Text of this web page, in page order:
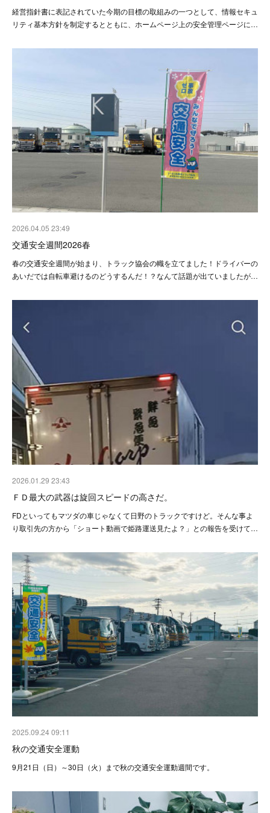
経営指針書に表記されていた今期の目標の取組みの一つとして、情報セキュ
リティ基本方針を制定するとともに、ホームページ上の安全管理ページに…
2026.04.05 23:49
交通安全週間2026春
春の交通安全週間が始まり、トラック協会の幟を立てました！ドライバーの
あいだでは自転車避けるのどうするんだ！？なんて話題が出ていましたが…
2026.01.29 23:43
ＦＤ最大の武器は旋回スピードの高さだ。
FDといってもマツダの車じゃなくて日野のトラックですけど。そんな事よ
り取引先の方から「ショート動画で姫路運送見たよ？」との報告を受けて…
2025.09.24 09:11
秋の交通安全運動
9月21日（日）～30日（火）まで秋の交通安全運動週間です。